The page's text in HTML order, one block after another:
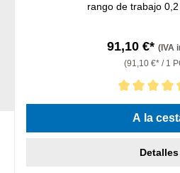
rango de trabajo
91,10 €* (IVA
(91,10 €* / 1
Calificación promedio de 4.75 de
A la
Detalles